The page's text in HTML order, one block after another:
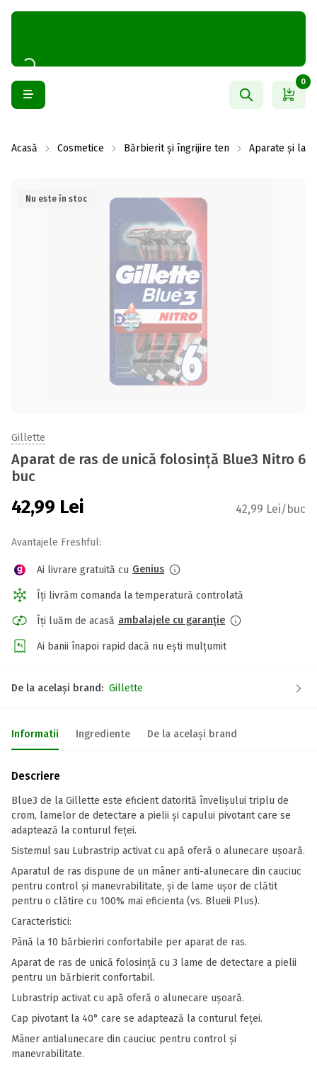
0
Acasă Cosmetice Bărbierit și îngrijire ten Aparate și
Nu este în stoc
Gillette
Aparat de ras de unică folosință Blue3 Nitro 6
buc
42,99 Lei 42,99 Lei/buc
Avantajele Freshful:
Ai livrare gratuită cu Genius
Îți livrăm comanda la temperatură controlată
Îți luăm de acasă ambalajele cu garanție
Ai banii înapoi rapid dacă nu ești mulțumit
De la același brand: Gillette
Informatii Ingrediente De la același brand
Descriere
Blue3 de la Gillette este eficient datorită învelișului triplu de
crom, lamelor de detectare a pielii și capului pivotant care se
adaptează la conturul feței.
Sistemul sau Lubrastrip activat cu apă oferă o alunecare ușoară.
Aparatul de ras dispune de un mâner anti-alunecare din cauciuc
pentru control și manevrabilitate, și de lame ușor de clătit
pentru o clătire cu 100% mai eficienta (vs. Blueii Plus).
Caracteristici:
Până la 10 bărbieriri confortabile per aparat de ras.
Aparat de ras de unică folosință cu 3 lame de detectare a pielii
pentru un bărbierit confortabil.
Lubrastrip activat cu apă oferă o alunecare ușoară.
Cap pivotant la 40° care se adaptează la conturul feței.
Mâner antialunecare din cauciuc pentru control și
manevrabilitate.